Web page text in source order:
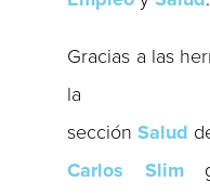
Gracias a las
la
secciónSalud
Carlos Slim